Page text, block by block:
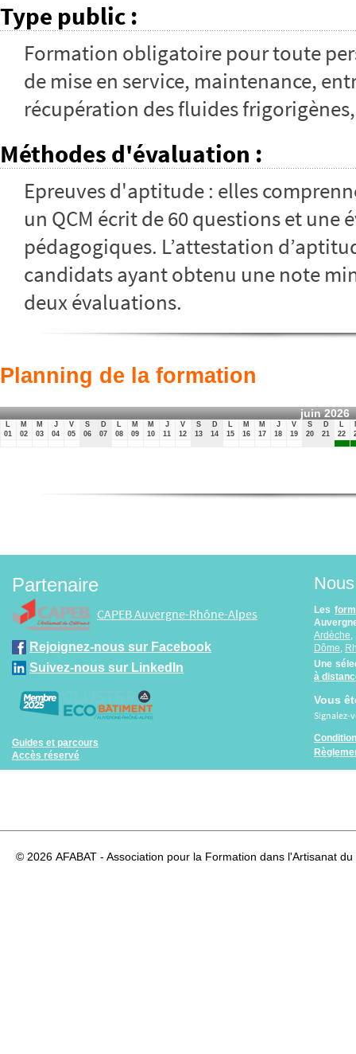
Type public :
Formation obligatoire pour toute
de mise en service, maintenance,
récupération des fluides frigorigènes,
Méthodes d'évaluation :
Epreuves d'aptitude : elles
un QCM écrit de 60 questions et
pédagogiques. L’attestation
candidats ayant obtenu une note
deux évaluations.
Planning de la formation
juin 2026
01
M
02
M
03
J
04
V
05
S
06
D
07
08
M
09
M
10
J
11
V
12
S
13
D
14
15
M
16
M
17
J
18
V
19
S
20
D
21
22
Partenaire
CAPEB Auvergne-Rhône-Alpes
Rejoignez-nous sur Facebook
Suivez-nous sur LinkedIn
Guides et parcours
Accès réservé
Les
Ardèche
Dôme,
Une
à
Vous
Signalez-
© 2026 AFABAT - Association pour la Formation dans l'Artisanat du